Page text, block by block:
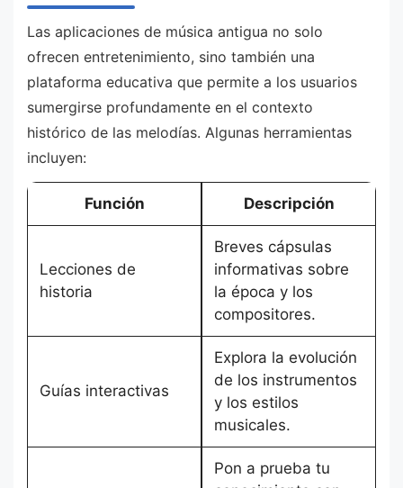
Las aplicaciones de música antigua no solo
ofrecen entretenimiento, sino también una
plataforma educativa que permite a los usuarios
sumergirse profundamente en el contexto
histórico de las melodías. Algunas herramientas
incluyen:
Función Descripción
Lecciones de
historia
Breves cápsulas
informativas sobre
la época y los
compositores.
Guías interactivas
Explora la evolución
de los instrumentos
y los estilos
musicales.
Pon a prueba tu